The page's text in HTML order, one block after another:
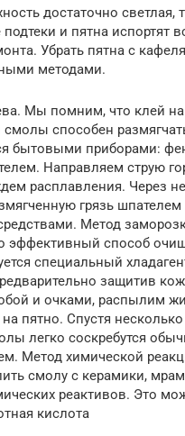
достаточно светлая,
и пятна испортят
Убрать пятна с
методами.
Мы помним, что клей
способен
бытовыми приборами:
Направляем струю
расплавления. Через
грязь
Метод
эффективный способ
специальный
защитив
и очками, распылим
пятно. Спустя
легко соскребутся
Метод химической
смолу с керамики,
реактивов. Это
кислота